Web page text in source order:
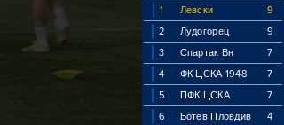
1 Левски
9
2
Лудогорец
9
3
Спартак Вн
7
4
ФК ЦСКА 1948
7
5
ПФК ЦСКА
7
6
Ботев Пловдив
4